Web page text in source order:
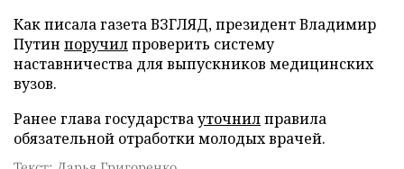
Как писала газета ВЗГЛЯД, президент Владимир
Путин поручилпроверить систему
наставничества для выпускников медицинских
вузов.
Ранее глава государствауточнилправила
обязательной отработки молодых врачей.